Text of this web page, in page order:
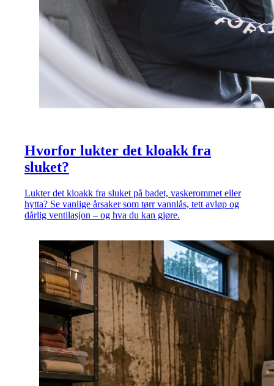
Hvorfor lukter det kloakk fra
sluket?
Lukter det kloakk fra sluket på badet, vaskerommet eller
hytta? Se vanlige årsaker som tørr vannlås, tett avløp og
dårlig ventilasjon – og hva du kan gjøre.